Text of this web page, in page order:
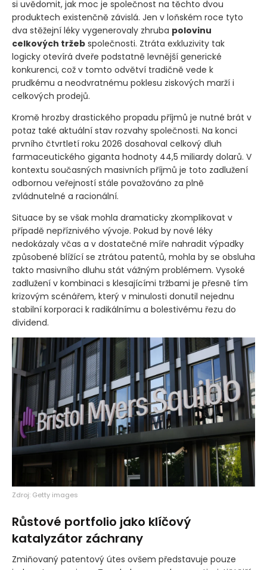
si uvědomit, jak moc je společnost na těchto dvou
produktech existenčně závislá. Jen v loňském roce tyto
dva stěžejní léky vygenerovaly zhruba polovinu
celkových tržeb společnosti. Ztráta exkluzivity tak
logicky otevírá dveře podstatně levnější generické
konkurenci, což v tomto odvětví tradičně vede k
prudkému a neodvratnému poklesu ziskových marží i
celkových prodejů.
Kromě hrozby drastického propadu příjmů je nutné brát v
potaz také aktuální stav rozvahy společnosti. Na konci
prvního čtvrtletí roku 2026 dosahoval celkový dluh
farmaceutického giganta hodnoty 44,5 miliardy dolarů. V
kontextu současných masivních příjmů je toto zadlužení
odbornou veřejností stále považováno za plně
zvládnutelné a racionální.
Situace by se však mohla dramaticky zkomplikovat v
případě nepříznivého vývoje. Pokud by nové léky
nedokázaly včas a v dostatečné míře nahradit výpadky
způsobené blížící se ztrátou patentů, mohla by se obsluha
takto masivního dluhu stát vážným problémem. Vysoké
zadlužení v kombinaci s klesajícími tržbami je přesně tím
krizovým scénářem, který v minulosti donutil nejednu
stabilní korporaci k radikálnímu a bolestivému řezu do
dividend.
Zdroj: Getty images
Růstové portfolio jako klíčový
katalyzátor záchrany
Zmiňovaný patentový útes ovšem představuje pouze